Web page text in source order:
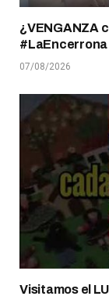
¿VENGANZA
#LaEncerrona
07/08/2026
Visitamos el